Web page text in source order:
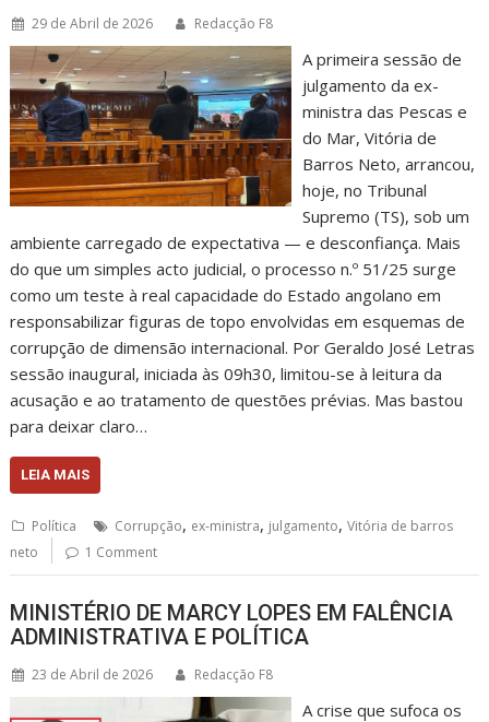
29 de Abril de 2026 Redacção F8
A primeira sessão de
julgamento da ex-
ministra das Pescas e
do Mar, Vitória de
Barros Neto, arrancou,
hoje, no Tribunal
Supremo (TS), sob um
ambiente carregado de expectativa — e desconfiança. Mais
do que um simples acto judicial, o processo n.º 51/25 surge
como um teste à real capacidade do Estado angolano em
responsabilizar figuras de topo envolvidas em esquemas de
corrupção de dimensão internacional. Por Geraldo José Letras
sessão inaugural, iniciada às 09h30, limitou-se à leitura da
acusação e ao tratamento de questões prévias. Mas bastou
para deixar claro…
LEIA MAIS
Política Corrupção, ex-ministra, julgamento,Vitória de barros
neto
1 Comment
MINISTÉRIO DE MARCY LOPES EM FALÊNCIA
ADMINISTRATIVA E POLÍTICA
23 de Abril de 2026 Redacção F8
A crise que sufoca os